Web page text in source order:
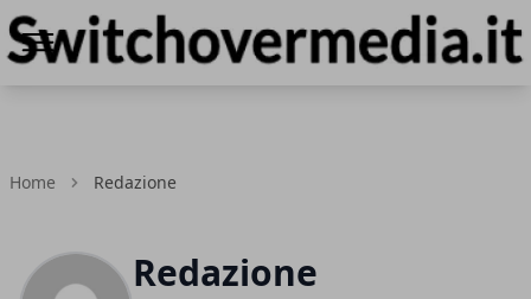
Home Redazione
Redazione